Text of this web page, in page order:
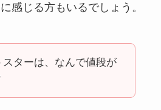
感じる方もいるでしょう。
スターは、なんで値段が